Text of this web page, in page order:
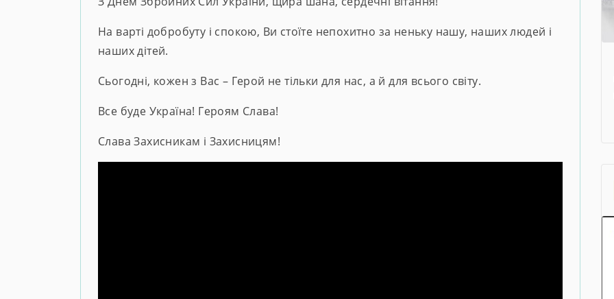
На варті добробуту і спокою, Ви стоїте непохитно за неньку нашу, наших людей і
наших дітей.
Сьогодні, кожен з Вас – Герой не тільки для нас, а й для всього світу.
Все буде Україна! Героям Слава!
Слава Захисникам і Захисницям!